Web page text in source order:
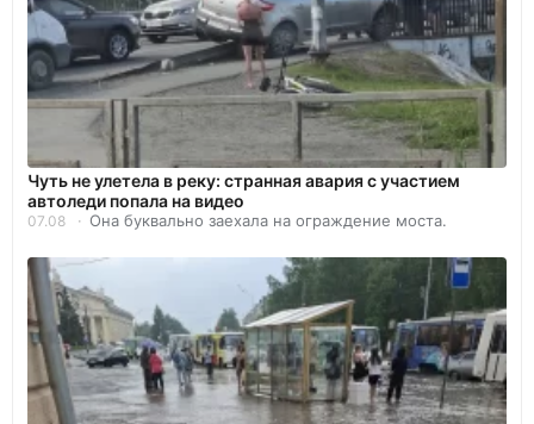
Чуть не улетела в реку: странная авария с участием
автоледи попала на видео
07.08 Она буквально заехала на ограждение моста.